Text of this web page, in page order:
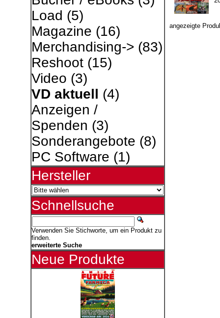
Load (5)
Magazine (16)
Merchandising-> (83)
Reshoot (15)
Video (3)
VD aktuell (4)
Anzeigen /
Spenden (3)
Sonderangebote (8)
PC Software (1)
Hersteller
Schnellsuche
Verwenden Sie Stichworte, um ein Produkt zu
finden.
erweiterte Suche
Neue Produkte
angezeigte